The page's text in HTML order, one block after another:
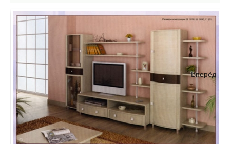
Вперёд